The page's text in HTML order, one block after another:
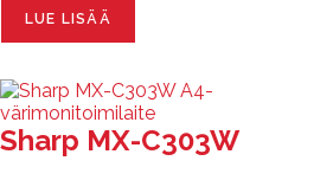
LUE LISÄÄ
Sharp MX-C303W